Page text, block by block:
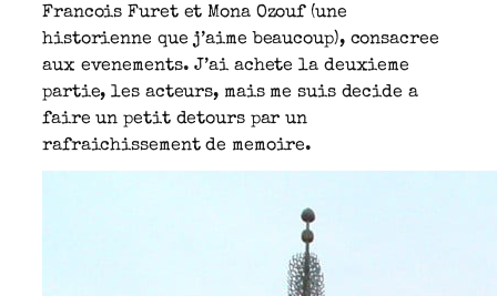
Francois Furet et Mona Ozouf (une
historienne que j’aime beaucoup), consacree
aux evenements. J’ai achete la deuxieme
partie, les acteurs, mais me suis decide a
faire un petit detours par un
rafraichissement de memoire.